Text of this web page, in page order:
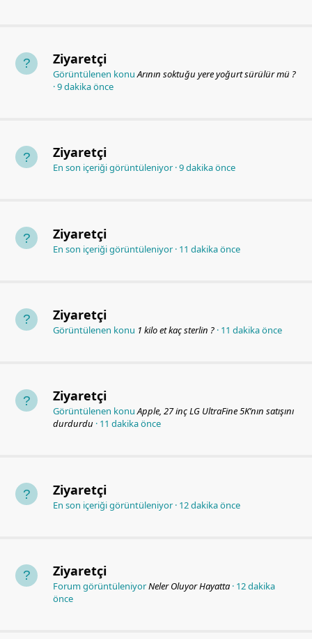
Ziyaretçi
Görüntülenen konuArının soktuğu yere yoğurt sürülür mü ?
9 dakika önce
Ziyaretçi
En son içeriği görüntüleniyor 9 dakika önce
Ziyaretçi
En son içeriği görüntüleniyor 11 dakika önce
Ziyaretçi
Görüntülenen konu 1 kilo et kaç sterlin ? 11 dakika önce
Ziyaretçi
Görüntülenen konuApple, 27 inç LG UltraFine 5K’nın satışını
durdurdu
11 dakika önce
Ziyaretçi
En son içeriği görüntüleniyor 12 dakika önce
Ziyaretçi
Forum görüntüleniyorNeler Oluyor Hayatta 12 dakika
önce